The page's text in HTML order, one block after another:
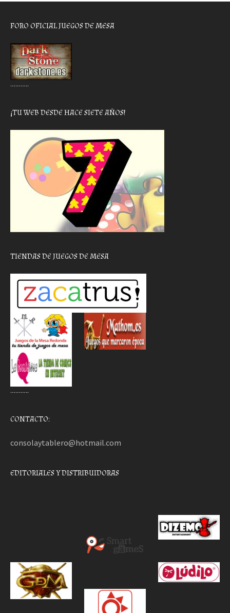
FORO OFICIAL JUEGOS DE MESA
………..
¡TU WEB DESDE HACE SIETE AÑOS!
TIENDAS DE JUEGOS DE MESA
………..
CONTACTO:
consolaytablero@hotmail.com
EDITORIALES Y DISTRIBUIDORAS